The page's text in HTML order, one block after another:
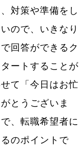
くと思いますか？
共感していただけ
の中途採用面接質
しようと考えたか
対策や準備をし
ので、いきなり
回答ができるク
ートすることが
て「今日はお忙
とうございま
、転職希望者に
のポイントで